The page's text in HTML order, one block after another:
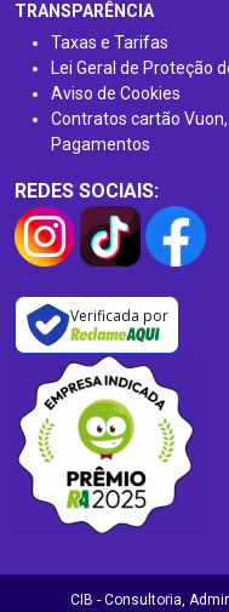
TRANSPARÊNCIA
Taxas e Tarifas
Lei Geral de Proteção
Aviso de Cookies
Contratos cartão
Pagamentos
REDES SOCIAIS:
Verificada por
CIB - Consultoria,